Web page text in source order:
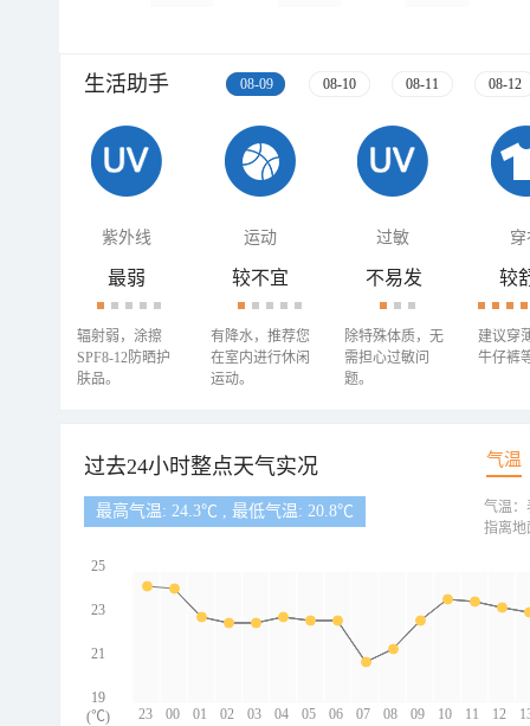
生活助手 08-09 08-10 08-11 08-12
紫外线 运动 过敏 穿
最弱
辐射弱，涂擦
SPF8-12防晒护
肤品。
较不宜
有降水，推荐您
在室内进行休闲
运动。
不易发
除特殊体质，无
需担心过敏问
题。
较
建议穿
牛仔裤
过去24小时整点天气实况 气温
最高气温: 24.3℃ , 最低气温: 20.8℃
23 00 01 02 03 04 05 06 07 08 09 10 11 12
25
23
21
19
(℃)
气温：
指离地